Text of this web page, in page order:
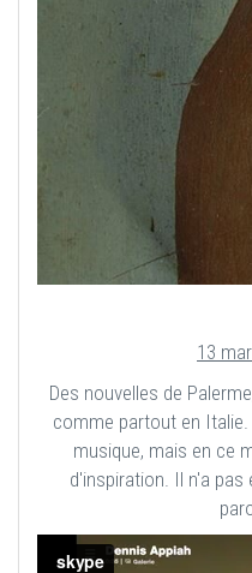
13
Des nouvelles de
comme partout en
musique, mais en ce
d'inspiration. Il n'a